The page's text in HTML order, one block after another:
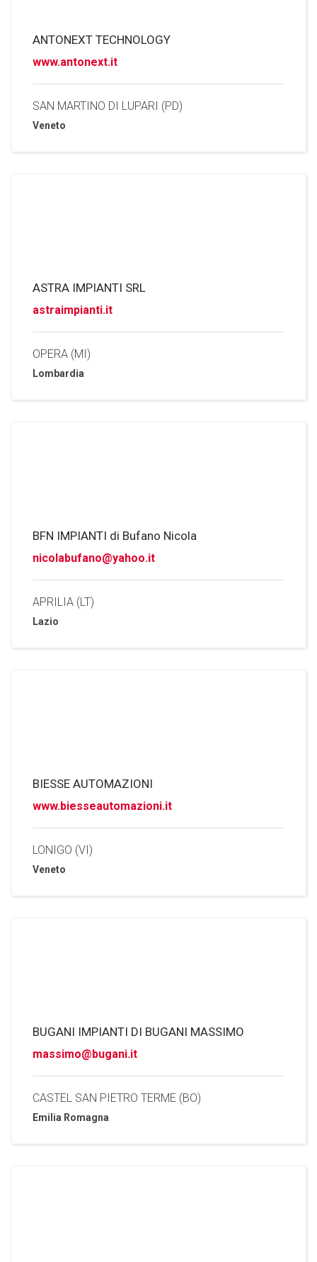
ANTONEXT TECHNOLOGY
www.antonext.it
SAN MARTINO DI LUPARI (PD)
Veneto
ASTRA IMPIANTI SRL
astraimpianti.it
OPERA (MI)
Lombardia
BFN IMPIANTI di Bufano Nicola
nicolabufano@yahoo.it
APRILIA (LT)
Lazio
BIESSE AUTOMAZIONI
www.biesseautomazioni.it
LONIGO (VI)
Veneto
BUGANI IMPIANTI DI BUGANI MASSIMO
massimo@bugani.it
CASTEL SAN PIETRO TERME (BO)
Emilia Romagna